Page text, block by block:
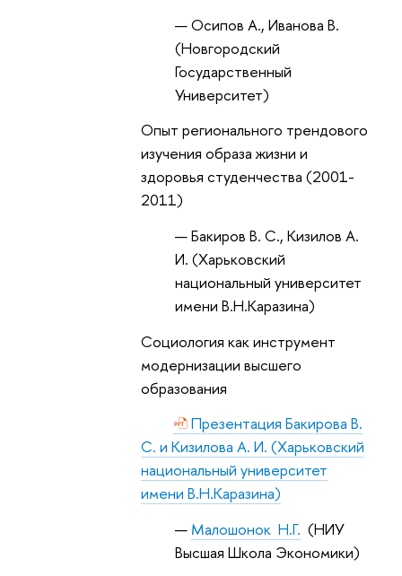
Осипов А., Иванова В.
(Новгородский
Государственный
Университет)
Опыт регионального трендового
изучения образа жизни и
здоровья студенчества (2001-
2011)
Бакиров В. С., Кизилов А.
И. (Харьковский
национальный университет
имени В.Н.Каразина)
Социология как инструмент
модернизации высшего
образования
Презентация Бакирова В.
С. и Кизилова А. И. (Харьковский
национальный университет
имени В.Н.Каразина)
Малошонок Н.Г. (НИУ
Высшая Школа Экономики)